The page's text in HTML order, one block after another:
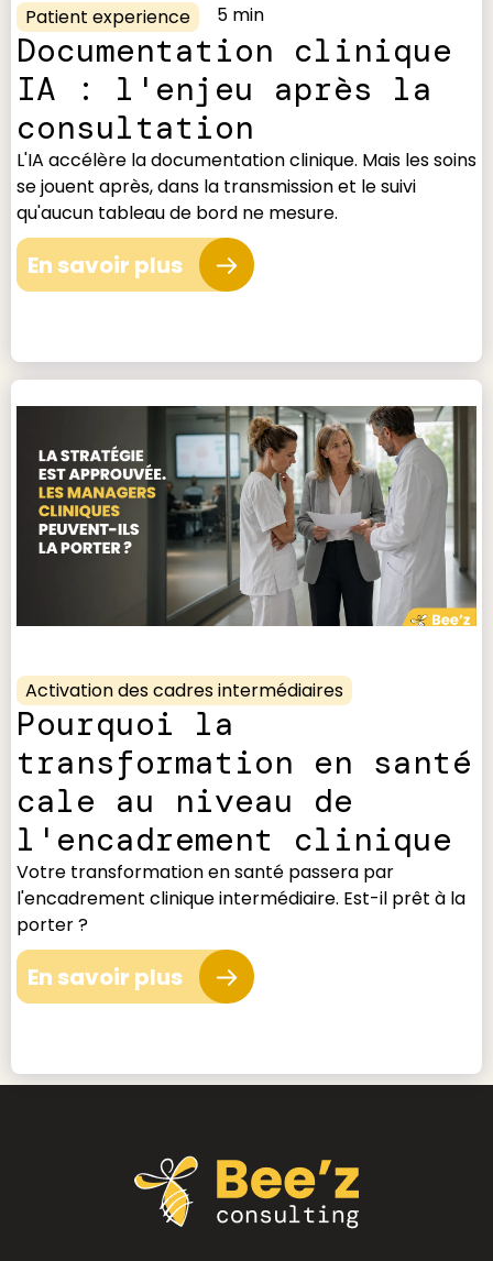
Patient experience 5 min
Documentation clinique
IA : l'enjeu après la
consultation
L'IA accélère la documentation clinique. Mais les soins
se jouent après, dans la transmission et le suivi
qu'aucun tableau de bord ne mesure.
En savoir plus
Activation des cadres intermédiaires
Pourquoi la
transformation en santé
cale au niveau de
l'encadrement clinique
Votre transformation en santé passera par
l'encadrement clinique intermédiaire. Est-il prêt à la
porter ?
En savoir plus